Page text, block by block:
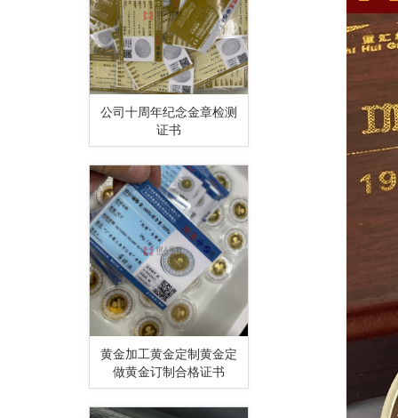
公司十周年纪念金章检测
证书
黄金加工黄金定制黄金定
做黄金订制合格证书